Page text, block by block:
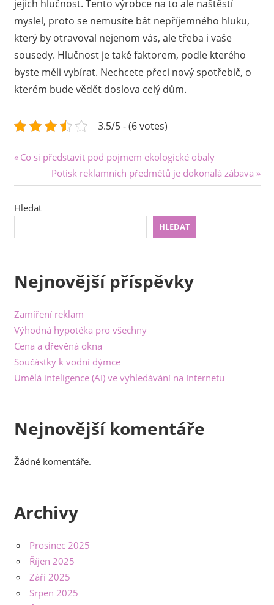
jejich hlučnost. Tento výrobce na to ale naštěstí
myslel, proto se nemusíte bát nepříjemného hluku,
který by otravoval nejenom vás, ale třeba i vaše
sousedy. Hlučnost je také faktorem, podle kterého
byste měli vybírat. Nechcete přeci nový spotřebič, o
kterém bude vědět doslova celý dům.
3.5/5 - (6 votes)
Navigace
pro
příspěvek
Previous
Co si představit pod pojmem ekologické obaly
Next
Post:
Potisk reklamních předmětů je dokonalá zábava
Hledat
HLEDAT
Nejnovější příspěvky
Zamíření reklam
Výhodná hypotéka pro všechny
Cena a dřevěná okna
Součástky k vodní dýmce
Umělá inteligence (AI) ve vyhledávání na Internetu
Nejnovější komentáře
Žádné komentáře.
Archivy
Prosinec 2025
Říjen 2025
Září 2025
Srpen 2025